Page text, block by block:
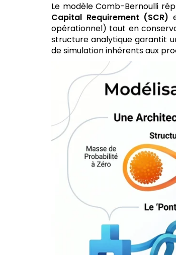
Le modèle Comb-Bernoulli
Capital Requirement (SCR)
opérationnel) tout en
structure analytique garantit
de simulation inhérents aux